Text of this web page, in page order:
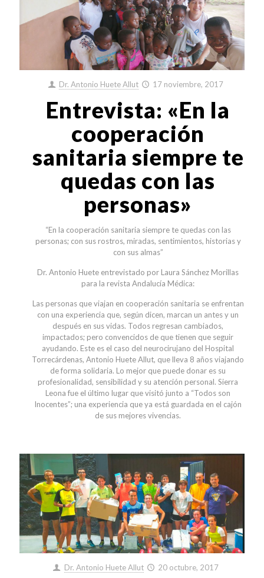
Dr. Antonio Huete Allut 17 noviembre, 2017
Entrevista: «En la
cooperación
sanitaria siempre te
quedas con las
personas»
“En la cooperación sanitaria siempre te quedas con las
personas; con sus rostros, miradas, sentimientos, historias y
con sus almas”
Dr. Antonio Huete entrevistado por Laura Sánchez Morillas
para la revista Andalucía Médica:
Las personas que viajan en cooperación sanitaria se enfrentan
con una experiencia que, según dicen, marcan un antes y un
después en sus vidas. Todos regresan cambiados,
impactados; pero convencidos de que tienen que seguir
ayudando. Este es el caso del neurocirujano del Hospital
Torrecárdenas, Antonio Huete Allut, que lleva 8 años viajando
de forma solidaria. Lo mejor que puede donar es su
profesionalidad, sensibilidad y su atención personal. Sierra
Leona fue el último lugar que visitó junto a “Todos son
Inocentes”; una experiencia que ya está guardada en el cajón
de sus mejores vivencias.
Dr. Antonio Huete Allut 20 octubre, 2017